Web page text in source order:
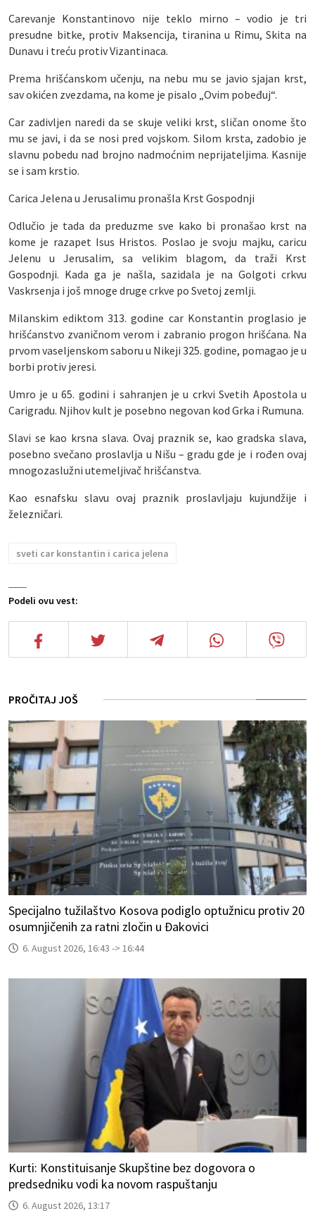
Podeli ovu vest:
Carevanje Konstantinovo nije teklo mirno – vodio je tri
presudne bitke, protiv Maksencija, tiranina u Rimu, Skita na
Dunavu i treću protiv Vizantinaca.
Prema hrišćanskom učenju, na nebu mu se javio sjajan krst,
sav okićen zvezdama, na kome je pisalo „Ovim pobeđuj“.
Car zadivljen naredi da se skuje veliki krst, sličan onome što
mu se javi, i da se nosi pred vojskom. Silom krsta, zadobio je
slavnu pobedu nad brojno nadmoćnim neprijateljima. Kasnije
se i sam krstio.
Carica Jelena u Jerusalimu pronašla Krst Gospodnji
Odlučio je tada da preduzme sve kako bi pronašao krst na
kome je razapet Isus Hristos. Poslao je svoju majku, caricu
Jelenu u Jerusalim, sa velikim blagom, da traži Krst
Gospodnji. Kada ga je našla, sazidala je na Golgoti crkvu
Vaskrsenja i još mnoge druge crkve po Svetoj zemlji.
Milanskim ediktom 313. godine car Konstantin proglasio je
hrišćanstvo zvaničnom verom i zabranio progon hrišćana. Na
prvom vaseljenskom saboru u Nikeji 325. godine, pomagao je u
borbi protiv jeresi.
Umro je u 65. godini i sahranjen je u crkvi Svetih Apostola u
Carigradu. Njihov kult je posebno negovan kod Grka i Rumuna.
Slavi se kao krsna slava. Ovaj praznik se, kao gradska slava,
posebno svečano proslavlja u Nišu – gradu gde je i rođen ovaj
mnogozaslužni utemeljivač hrišćanstva.
Kao esnafsku slavu ovaj praznik proslavljaju kujundžije i
železničari.
sveti car konstantin i carica jelena
PROČITAJ JOŠ
Specijalno tužilaštvo Kosova podiglo optužnicu protiv 20
osumnjičenih za ratni zločin u Đakovici
6. August 2026, 16:43 -> 16:44
Kurti: Konstituisanje Skupštine bez dogovora o
predsedniku vodi ka novom raspuštanju
6. August 2026, 13:17